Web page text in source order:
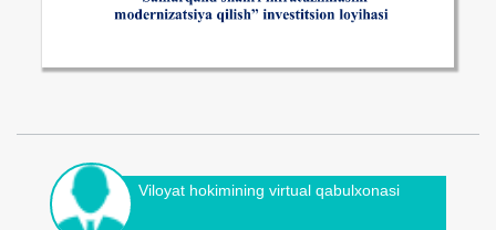
Viloyat hokimining virtual qabulxonasi